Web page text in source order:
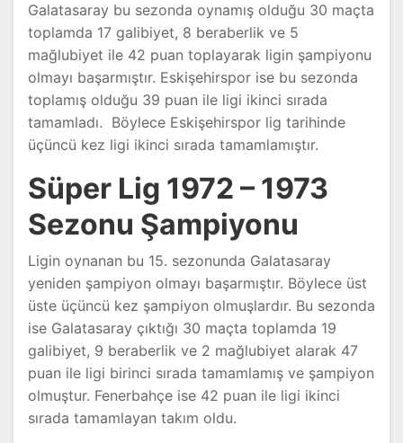
Galatasaray bu sezonda oynamış olduğu 30 maçta
toplamda 17 galibiyet, 8 beraberlik ve 5
mağlubiyet ile 42 puan toplayarak ligin şampiyonu
olmayı başarmıştır. Eskişehirspor ise bu sezonda
toplamış olduğu 39 puan ile ligi ikinci sırada
tamamladı. Böylece Eskişehirspor lig tarihinde
üçüncü kez ligi ikinci sırada tamamlamıştır.
Süper Lig 1972 – 1973
Sezonu Şampiyonu
Ligin oynanan bu 15. sezonunda Galatasaray
yeniden şampiyon olmayı başarmıştır. Böylece üst
üste üçüncü kez şampiyon olmuşlardır. Bu sezonda
ise Galatasaray çıktığı 30 maçta toplamda 19
galibiyet, 9 beraberlik ve 2 mağlubiyet alarak 47
puan ile ligi birinci sırada tamamlamış ve şampiyon
olmuştur. Fenerbahçe ise 42 puan ile ligi ikinci
sırada tamamlayan takım oldu.